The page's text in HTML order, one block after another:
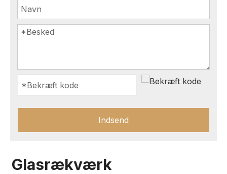
Indsend
Glasrækværk